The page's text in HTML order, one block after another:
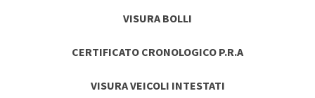
VISURA BOLLI
CERTIFICATO CRONOLOGICO P.R.A
VISURA VEICOLI INTESTATI